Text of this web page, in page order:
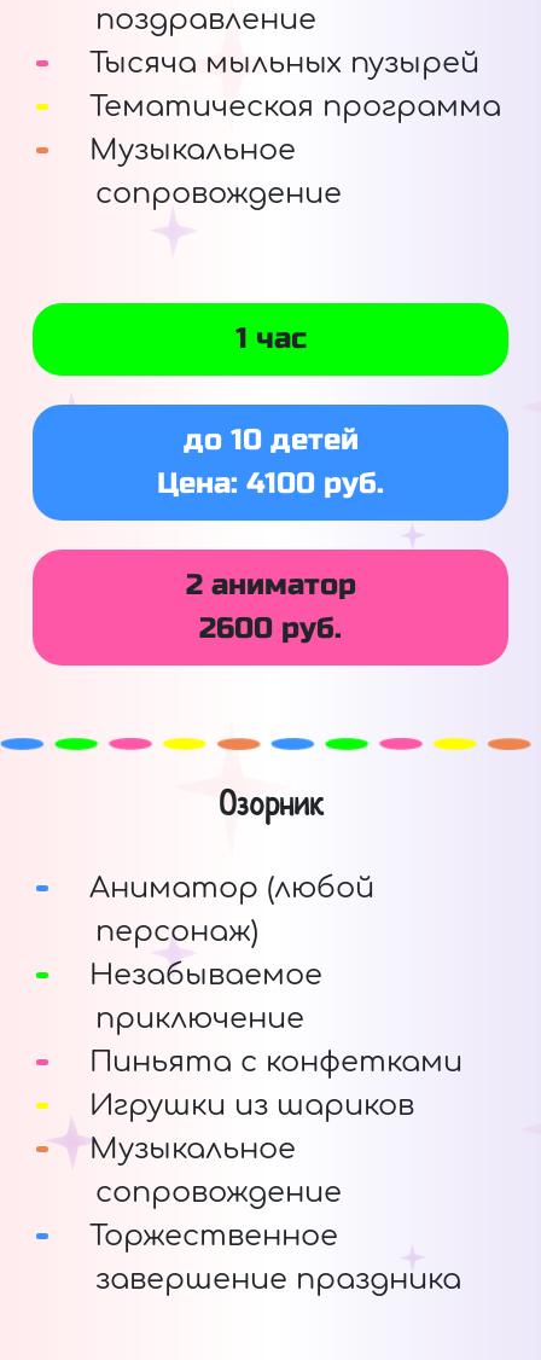
поздравление
Тысяча мыльных пузырей
Тематическая программа
Музыкальное
сопровождение
1 час
до 10 детей
Цена: 4100 руб.
2 аниматор
2600 руб.
Озорник
Аниматор (любой
персонаж)
Незабываемое
приключение
Пиньята с конфетками
Игрушки из шариков
Музыкальное
сопровождение
Торжественное
завершение праздника